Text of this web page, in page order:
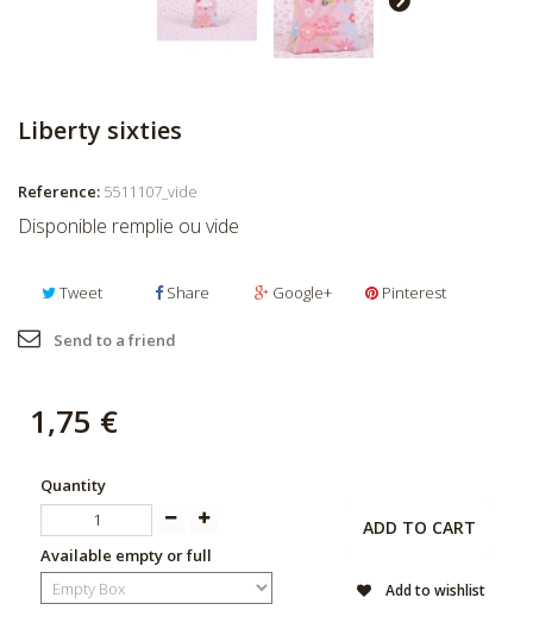
Liberty sixties
Reference: 5511107_vide
Disponible remplie ou vide
Tweet Share Google+ Pinterest
Send to a friend
1,75 €
Quantity
Available empty or full
ADD TO CART
Add to wishlist